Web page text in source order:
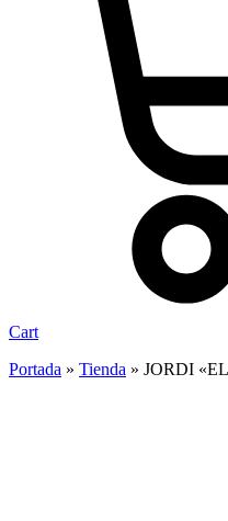
Cart
Portada » Tienda » JORDI